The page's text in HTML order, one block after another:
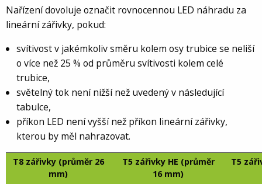
Nařízení dovoluje označit rovnocennou LED náhradu za
lineární zářivky, pokud:
svítivost v jakémkoliv směru kolem osy trubice se neliší
o více než 25 % od průměru svítivosti kolem celé
trubice,
světelný tok není nižší než uvedený v následující
tabulce,
příkon LED není vyšší než příkon lineární zářivky,
kterou by měl nahrazovat.
T8 zářivky (průměr 26
mm)
T5 zářivky HE (průměr
16 mm)
T5